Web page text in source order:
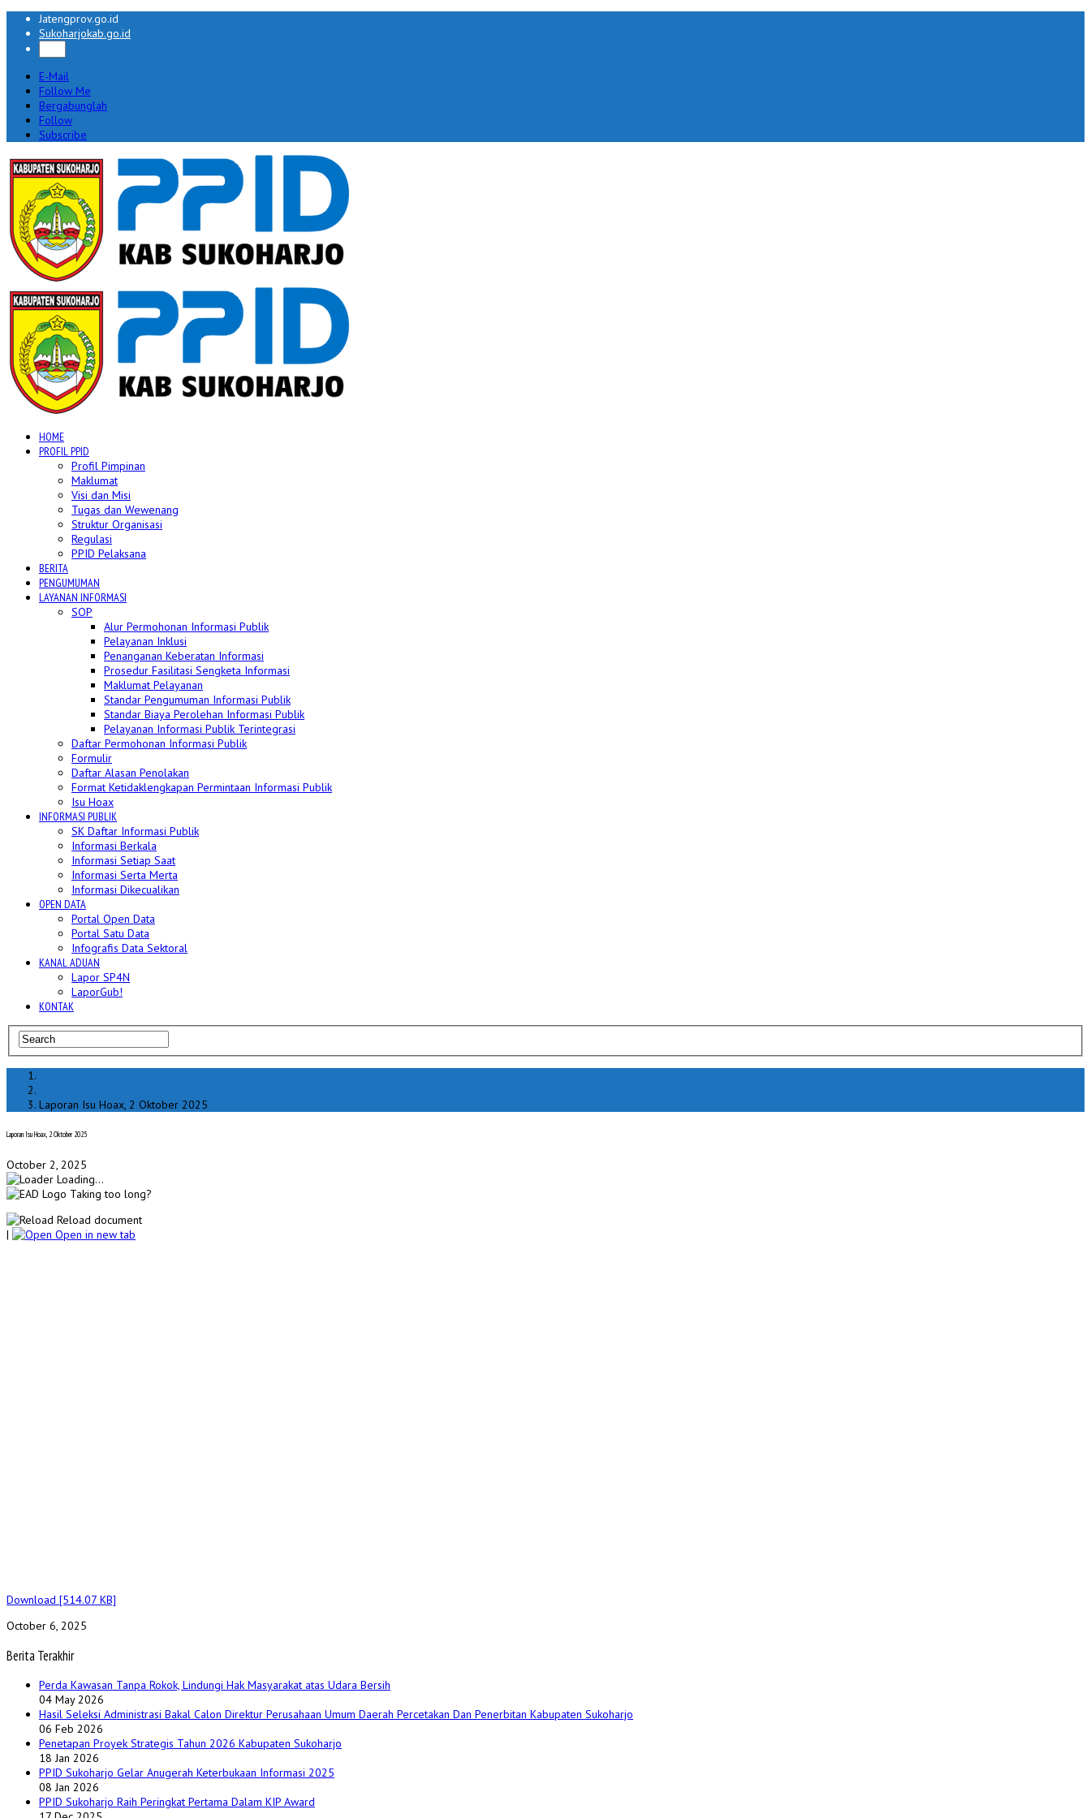
Jatengprov.go.id
Sukoharjokab.go.id
E-Mail
Follow Me
Bergabunglah
Follow
Subscribe
HOME
PROFIL PPID
Profil Pimpinan
Maklumat
Visi dan Misi
Tugas dan Wewenang
Struktur Organisasi
Regulasi
PPID Pelaksana
BERITA
PENGUMUMAN
LAYANAN INFORMASI
SOP
Alur Permohonan Informasi Publik
Pelayanan Inklusi
Penanganan Keberatan Informasi
Prosedur Fasilitasi Sengketa Informasi
Maklumat Pelayanan
Standar Pengumuman Informasi Publik
Standar Biaya Perolehan Informasi Publik
Pelayanan Informasi Publik Terintegrasi
Daftar Permohonan Informasi Publik
Formulir
Daftar Alasan Penolakan
Format Ketidaklengkapan Permintaan Informasi Publik
Isu Hoax
INFORMASI PUBLIK
SK Daftar Informasi Publik
Informasi Berkala
Informasi Setiap Saat
Informasi Serta Merta
Informasi Dikecualikan
OPEN DATA
Portal Open Data
Portal Satu Data
Infografis Data Sektoral
KANAL ADUAN
Lapor SP4N
LaporGub!
KONTAK
Laporan Isu Hoax, 2 Oktober 2025
Laporan Isu Hoax, 2 Oktober 2025
October 2, 2025
Loading...
Taking too long?
Reload document
|
Open in new tab
Download [514.07 KB]
October 6, 2025
Berita Terakhir
Perda Kawasan Tanpa Rokok, Lindungi Hak Masyarakat atas Udara Bersih
04 May 2026
Hasil Seleksi Administrasi Bakal Calon Direktur Perusahaan Umum Daerah Percetakan Dan Penerbitan Kabupaten Sukoharjo
06 Feb 2026
Penetapan Proyek Strategis Tahun 2026 Kabupaten Sukoharjo
18 Jan 2026
PPID Sukoharjo Gelar Anugerah Keterbukaan Informasi 2025
08 Jan 2026
PPID Sukoharjo Raih Peringkat Pertama Dalam KIP Award